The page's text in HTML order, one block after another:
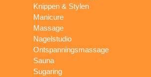
Knippen & Stylen
Manicure
Massage
Nagelstudio
Ontspanningsmassage
Sauna
Sugaring